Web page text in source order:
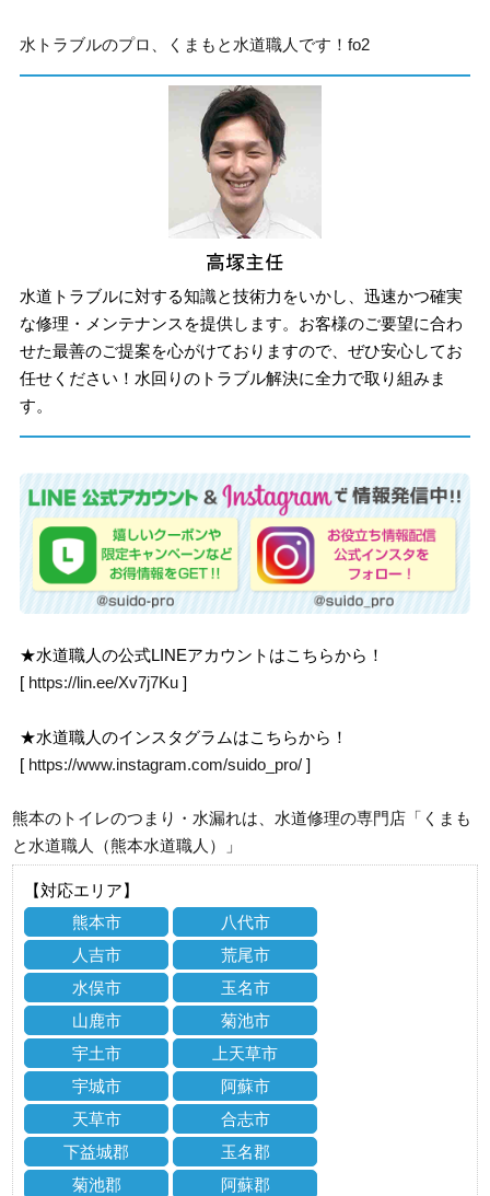
水トラブルのプロ、くまもと水道職人です！fo2
水道トラブルに対する知識と技術力をいかし、迅速かつ確実
な修理・メンテナンスを提供します。お客様のご要望に合わ
せた最善のご提案を心がけておりますので、ぜひ安心してお
任せください！水回りのトラブル解決に全力で取り組みま
す。
★水道職人の公式LINEアカウントはこちらから！
[ https://lin.ee/Xv7j7Ku ]
★水道職人のインスタグラムはこちらから！
[ https://www.instagram.com/suido_pro/ ]
熊本のトイレのつまり・水漏れは、水道修理の専門店「くまも
と水道職人（熊本水道職人）」
【対応エリア】
熊本市
八代市
人吉市
荒尾市
水俣市
玉名市
山鹿市
菊池市
宇土市
上天草市
宇城市
阿蘇市
天草市
合志市
下益城郡
玉名郡
菊池郡
阿蘇郡